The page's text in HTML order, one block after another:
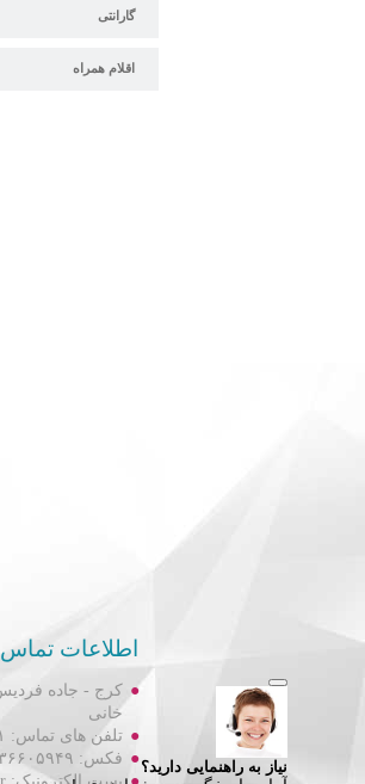
گارانتی
اقلام همراه
اطلاعات تماس
خانی
تلفن های تماس: ۳۶۶۰۰۰۹۱-۰۲۶ - ۳۶۶۰۲۷۴۰-۰۲۶
فکس: ۳۶۶۰۵۹۴۹-۰۲۶